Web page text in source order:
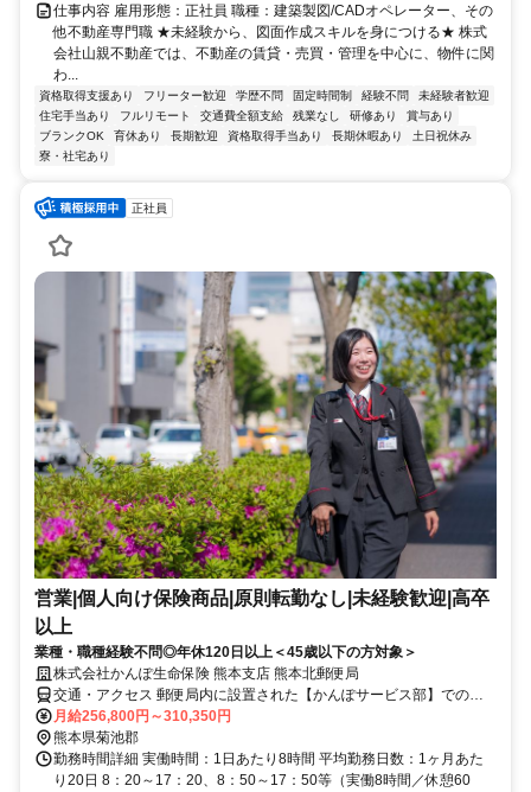
仕事内容 雇用形態：正社員 職種：建築製図/CADオペレーター、その
他不動産専門職 ★未経験から、図面作成スキルを身につける★ 株式
会社山親不動産では、不動産の賃貸・売買・管理を中心に、物件に関
わ...
資格取得支援あり フリーター歓迎 学歴不問 固定時間制 経験不問
未経験者歓迎
住宅手当あり
フルリモート 交通費全額支給 残業なし 研修あり
賞与あり
ブランクOK
育休あり 長期歓迎 資格取得手当あり 長期休暇あり
土日祝休み
寮・社宅あり
正社員
営業|個人向け保険商品|原則転勤なし|未経験歓迎|高卒
以上
業種・職種経験不問◎年休120日以上＜45歳以下の方対象＞
株式会社かんぽ生命保険 熊本支店 熊本北郵便局
交通・アクセス 郵便局内に設置された【かんぽサービス部】での勤
務となります
月給256,800円～310,350円
熊本県菊池郡
勤務時間詳細 実働時間：1日あたり8時間 平均勤務日数：1ヶ月あた
り20日 8：20～17：20、8：50～17：50等（実働8時間／休憩60